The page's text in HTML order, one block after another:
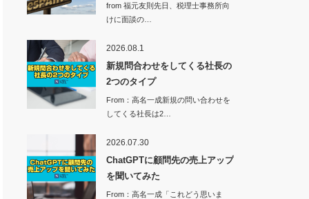
from 福元友則先日、税理士事務所向
けに面談の…
2026.08.1
新規問合わせをしてくる社長の
2つのタイプ
From：高名一成新規の問い合わせを
してくる社長は2…
2026.07.30
ChatGPTに顧問先の売上アップ
を聞いてみた
From：高名一成「これどう思いま